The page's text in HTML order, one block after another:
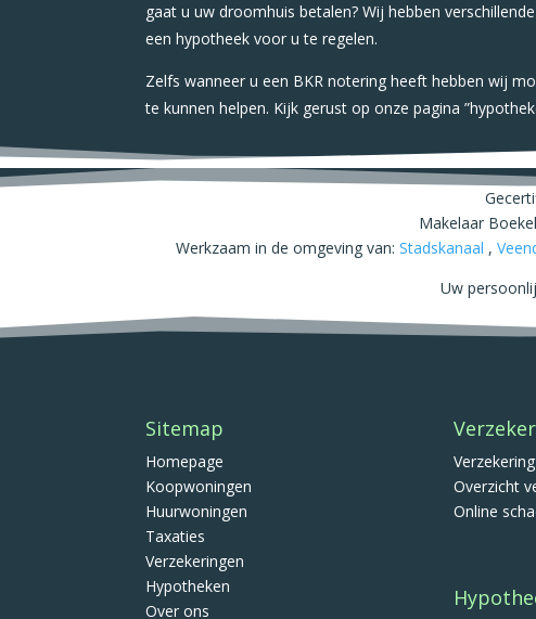
gaat u uw droomhuis betalen? Wij hebben
een hypotheek voor u te regelen.
Zelfs wanneer u een BKR notering heeft hebben wij
te kunnen helpen. Kijk gerust op onze pagina
Makelaar
Werkzaam in de omgeving van: Stadskanaal ,
Uw
Sitemap
Homepage
Koopwoningen
Huurwoningen
Taxaties
Verzekeringen
Hypotheken
Over ons
Overzicht
Online